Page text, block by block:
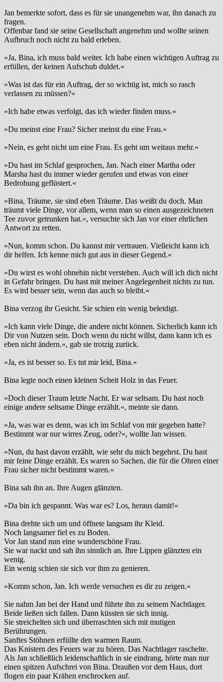
Jan bemerkte sofort, dass es für sie unangenehm war, ihn danach zu
fragen.
Offenbar fand sie seine Gesellschaft angenehm und wollte seinen
Aufbruch noch nicht zu bald erleben.
»Ja, Bina, ich muss bald weiter. Ich habe einen wichtigen Auftrag zu
erfüllen, der keinen Aufschub duldet.«
»Was ist das für ein Auftrag, der so wichtig ist, mich so rasch
verlassen zu müssen?«
»Ich habe etwas verfolgt, das ich wieder finden muss.«
»Du meinst eine Frau? Sicher meinst du eine Frau.«
»Nein, es geht nicht um eine Frau. Es geht um weitaus mehr.«
»Du hast im Schlaf gesprochen, Jan. Nach einer Martha oder
Marsha hast du immer wieder gerufen und etwas von einer
Bedrohung geflüstert.«
»Bina, Träume, sie sind eben Träume. Das weißt du doch. Man
träumt viele Dinge, vor allem, wenn man so einen ausgezeichneten
Tee zuvor getrunken hat.«, versuchte sich Jan vor einer ehrlichen
Antwort zu retten.
»Nun, komm schon. Du kannst mir vertrauen. Vielleicht kann ich
dir helfen. Ich kenne mich gut aus in dieser Gegend.«
»Du wirst es wohl ohnehin nicht verstehen. Auch will ich dich nicht
in Gefahr bringen. Du hast mit meiner Angelegenheit nichts zu tun.
Es wird besser sein, wenn das auch so bleibt.«
Bina verzog ihr Gesicht. Sie schien ein wenig beleidigt.
»Ich kann viele Dinge, die andere nicht können. Sicherlich kann ich
Dir von Nutzen sein. Doch wenn du nicht willst, dann kann ich es
eben nicht ändern.«, gab sie trotzig zurück.
»Ja, es ist besser so. Es tut mir leid, Bina.«
Bina legte noch einen kleinen Scheit Holz in das Feuer.
»Doch dieser Traum letzte Nacht. Er war seltsam. Du hast noch
einige andere seltsame Dinge erzählt.«, meinte sie dann.
»Ja, was war es denn, was ich im Schlaf von mir gegeben hatte?
Bestimmt war nur wirres Zeug, oder?«, wollte Jan wissen.
»Nun, du hast davon erzählt, wie sehr du mich begehrst. Du hast
mir feine Dinge erzählt. Es waren so Sachen, die für die Ohren einer
Frau sicher nicht bestimmt waren.«
Bina sah ihn an. Ihre Augen glänzten.
»Da bin ich gespannt. Was war es? Los, heraus damit!«
Bina drehte sich um und öffnete langsam ihr Kleid.
Noch langsamer fiel es zu Boden.
Vor Jan stand nun eine wunderschöne Frau.
Sie war nackt und sah ihn sinnlich an. Ihre Lippen glänzten ein
wenig.
Ein wenig schien sie sich vor ihm zu genieren.
»Komm schon, Jan. Ich werde versuchen es dir zu zeigen.«
Sie nahm Jan bei der Hand und führte ihn zu seinem Nachtlager.
Beide ließen sich fallen. Dann küssten sie sich innig.
Sie streichelten sich und überraschten sich mit mutigen
Berührungen.
Sanftes Stöhnen erfüllte den warmen Raum.
Das Knistern des Feuers war zu hören. Das Nachtlager raschelte.
Als Jan schließlich leidenschaftlich in sie eindrang, hörte man nur
einen spitzen Aufschrei von Bina. Draußen vor dem Haus, dort
flogen ein paar Krähen erschrocken auf.